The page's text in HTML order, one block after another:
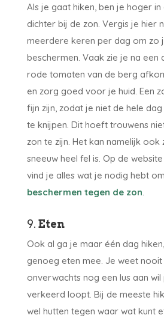
Als je gaat hiken, ben je hoger in
dichter bij de zon. Vergis je hier
meerdere keren per dag om zo
beschermen. Vaak zie je na een
rode tomaten van de berg
en zorg goed voor je huid. Een
fijn zijn, zodat je niet de hele
te knijpen. Dit hoeft trouwens
zon te zijn. Het kan namelijk ook
sneeuw heel fel is. Op de
vind je alles wat je nodig hebt
beschermen tegen de zon.
9. Eten
Ook al ga je maar één dag
genoeg eten mee. Je weet
onverwachts nog een lus aan
verkeerd loopt. Bij de meeste
wel hutten tegen waar wat kunt